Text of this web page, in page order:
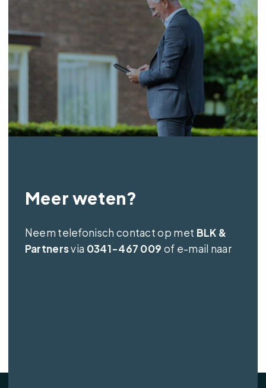
Meer weten?
Neem telefonisch contact op met BLK &
Partnersvia 0341-467 009 of e-mail naar